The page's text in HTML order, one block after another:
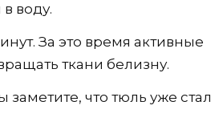
воду.
За это время активные
ткани белизну.
что тюль уже стал